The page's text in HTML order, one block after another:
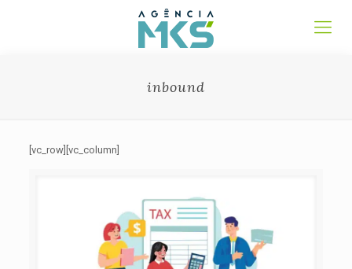
inbound
[vc_row][vc_column]